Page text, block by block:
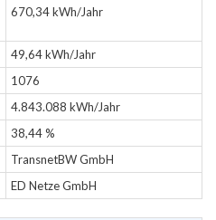
670,34 kWh/Jahr
49,64 kWh/Jahr
1076
4.843.088 kWh/Jahr
38,44 %
TransnetBW GmbH
ED Netze GmbH